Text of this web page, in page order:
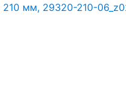
210 мм, 29320-210-